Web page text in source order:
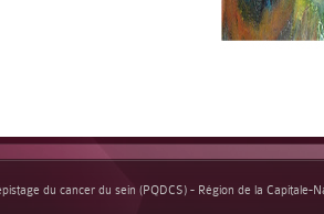
du cancer du sein (PQDCS) - Région de la Capitale-